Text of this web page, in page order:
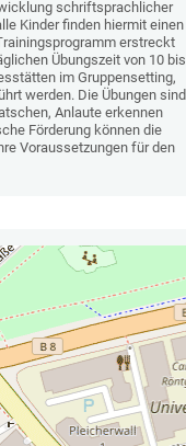
schriftsprachlicher
Kinder finden hiermit einen
erstreckt
Übungszeit von 10 bis
im Gruppensetting,
werden. Die Übungen sind
Anlaute erkennen
Förderung können die
Voraussetzungen für den